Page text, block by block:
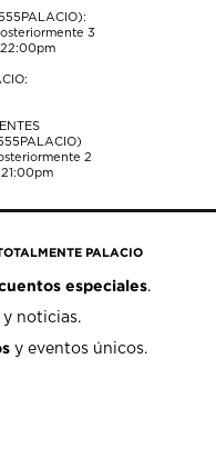
3
2
PALACIO
especiales.
y noticias.
y eventos únicos.